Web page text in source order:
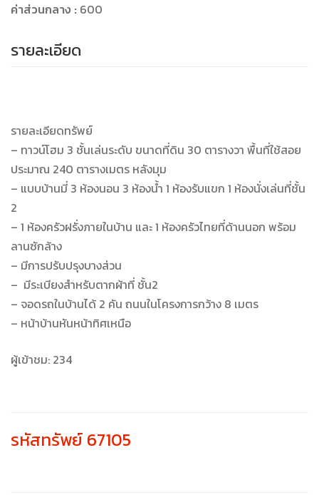
ค่าส่วนกลาง : 600
รายละเอียด
รายละเอียดทรัพย์
– ทาวน์โฮม 3 ชั้นเล่นระดับ ขนาดที่ดิน 30 ตารางวา พื้นที่ใช้สอย
ประมาณ 240 ตารางเมตร หลังมุม
– แบบบ้านมี่ 3 ห้องนอน 3 ห้องน้ำ 1 ห้องรับแขก 1 ห้องนั่งเล่นที่ชั้น
2
– 1 ห้องครัวฝรั่งภายในบ้าน และ 1 ห้องครัวไทยที่ด้านนอก พร้อม
ลานซักล้าง
– มีการปรับปรุงบางส่วน
– มีระเบียงสำหรับตากผ้าที่ ชั้น2
– จอดรถในบ้านได้ 2 คัน ถนนในโครงการกว้าง 8 เมตร
– หน้าบ้านหันหน้าทิศเหนือ
ผู้เข้าชม: 234
รหัสทรัพย์ 67105